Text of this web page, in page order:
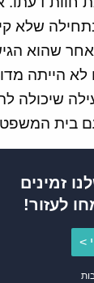
שלא קיים
שהוא
הייתה
שיכולה
בית
זמינים
לעזור!
>